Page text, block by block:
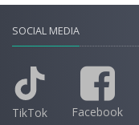
SOCIAL MEDIA
TikTok Facebook